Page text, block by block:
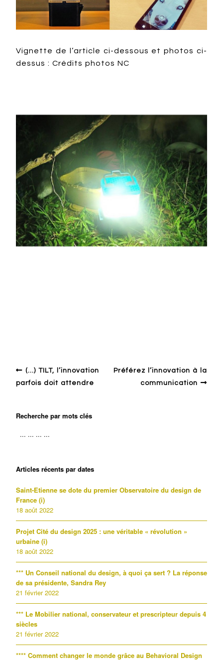
Vignette de l’article ci-dessous et photos ci-
dessus : Crédits photos NC
(…) TILT, l’innovation
parfois doit attendre
Préférez l’innovation à la
communication
Recherche par mots clés
Articles récents par dates
Saint-Etienne se dote du premier Observatoire du design de
France (i)
18 août 2022
Projet Cité du design 2025 : une véritable « révolution »
urbaine (i)
18 août 2022
*** Un Conseil national du design, à quoi ça sert ? La réponse
de sa présidente, Sandra Rey
21 février 2022
*** Le Mobilier national, conservateur et prescripteur depuis 4
siècles
21 février 2022
**** Comment changer le monde grâce au Behavioral Design